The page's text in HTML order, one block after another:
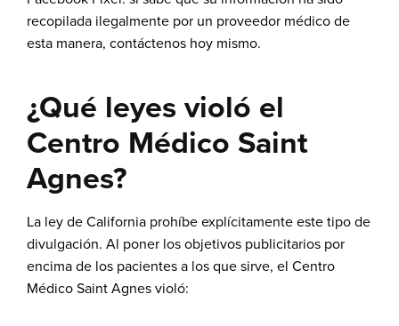
recopilada ilegalmente por un proveedor médico de
esta manera, contáctenos hoy mismo.
¿Qué leyes violó el
Centro Médico Saint
Agnes?
La ley de California prohíbe explícitamente este tipo de
divulgación. Al poner los objetivos publicitarios por
encima de los pacientes a los que sirve, el Centro
Médico Saint Agnes violó: